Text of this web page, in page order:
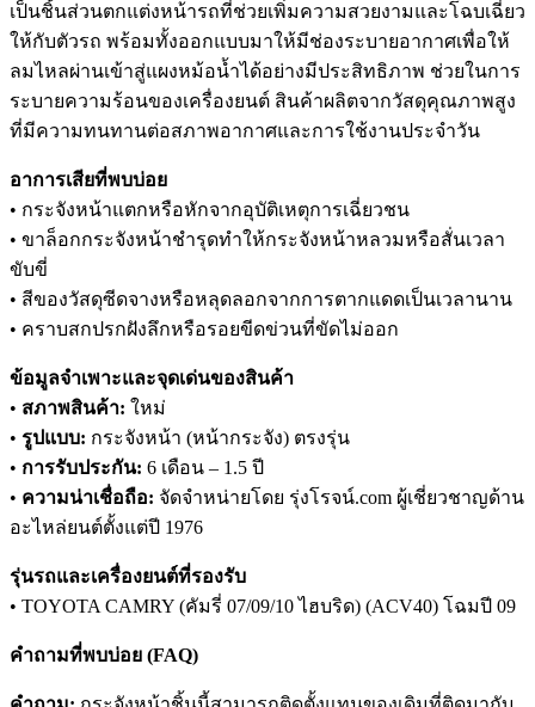
เป็นชิ้นส่วนตกแต่งหน้ารถที่ช่วยเพิ่มความสวยงามและโฉบเฉี่ยว
ให้กับตัวรถ พร้อมทั้งออกแบบมาให้มีช่องระบายอากาศเพื่อให้
ลมไหลผ่านเข้าสู่แผงหม้อน้ำได้อย่างมีประสิทธิภาพ ช่วยในการ
ระบายความร้อนของเครื่องยนต์ สินค้าผลิตจากวัสดุคุณภาพสูง
ที่มีความทนทานต่อสภาพอากาศและการใช้งานประจำวัน
อาการเสียที่พบบ่อย
• กระจังหน้าแตกหรือหักจากอุบัติเหตุการเฉี่ยวชน
• ขาล็อกกระจังหน้าชำรุดทำให้กระจังหน้าหลวมหรือสั่นเวลา
ขับขี่
• สีของวัสดุซีดจางหรือหลุดลอกจากการตากแดดเป็นเวลานาน
• คราบสกปรกฝังลึกหรือรอยขีดข่วนที่ขัดไม่ออก
ข้อมูลจำเพาะและจุดเด่นของสินค้า
• สภาพสินค้า: ใหม่
• รูปแบบ: กระจังหน้า (หน้ากระจัง) ตรงรุ่น
• การรับประกัน: 6 เดือน – 1.5 ปี
• ความน่าเชื่อถือ: จัดจำหน่ายโดย รุ่งโรจน์.com ผู้เชี่ยวชาญด้าน
อะไหล่ยนต์ตั้งแต่ปี 1976
รุ่นรถและเครื่องยนต์ที่รองรับ
• TOYOTA CAMRY (คัมรี่ 07/09/10 ไฮบริด) (ACV40) โฉมปี 09
คำถามที่พบบ่อย (FAQ)